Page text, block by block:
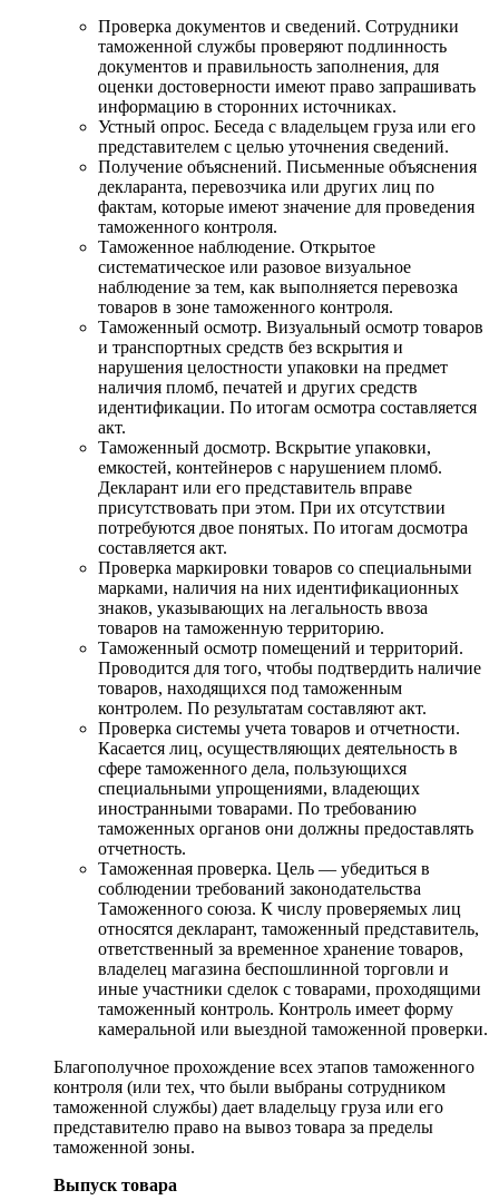
Проверка документов и сведений. Сотрудники
таможенной службы проверяют подлинность
документов и правильность заполнения, для
оценки достоверности имеют право запрашивать
информацию в сторонних источниках.
Устный опрос. Беседа с владельцем груза или его
представителем с целью уточнения сведений.
Получение объяснений. Письменные объяснения
декларанта, перевозчика или других лиц по
фактам, которые имеют значение для проведения
таможенного контроля.
Таможенное наблюдение. Открытое
систематическое или разовое визуальное
наблюдение за тем, как выполняется перевозка
товаров в зоне таможенного контроля.
Таможенный осмотр. Визуальный осмотр товаров
и транспортных средств без вскрытия и
нарушения целостности упаковки на предмет
наличия пломб, печатей и других средств
идентификации. По итогам осмотра составляется
акт.
Таможенный досмотр. Вскрытие упаковки,
емкостей, контейнеров с нарушением пломб.
Декларант или его представитель вправе
присутствовать при этом. При их отсутствии
потребуются двое понятых. По итогам досмотра
составляется акт.
Проверка маркировки товаров со специальными
марками, наличия на них идентификационных
знаков, указывающих на легальность ввоза
товаров на таможенную территорию.
Таможенный осмотр помещений и территорий.
Проводится для того, чтобы подтвердить наличие
товаров, находящихся под таможенным
контролем. По результатам составляют акт.
Проверка системы учета товаров и отчетности.
Касается лиц, осуществляющих деятельность в
сфере таможенного дела, пользующихся
специальными упрощениями, владеющих
иностранными товарами. По требованию
таможенных органов они должны предоставлять
отчетность.
Таможенная проверка. Цель — убедиться в
соблюдении требований законодательства
Таможенного союза. К числу проверяемых лиц
относятся декларант, таможенный представитель,
ответственный за временное хранение товаров,
владелец магазина беспошлинной торговли и
иные участники сделок с товарами, проходящими
таможенный контроль. Контроль имеет форму
камеральной или выездной таможенной проверки.
Благополучное прохождение всех этапов таможенного
контроля (или тех, что были выбраны сотрудником
таможенной службы) дает владельцу груза или его
представителю право на вывоз товара за пределы
таможенной зоны.
Выпуск товара